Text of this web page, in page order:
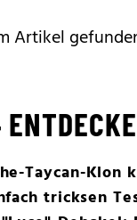
Artikel
Taycan-Klon
tricksen